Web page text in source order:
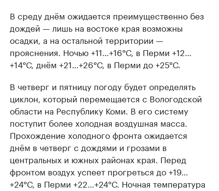
В среду днём ожидается преимущественно без
дождей — лишь на востоке края возможны
осадки, а на остальной территории —
прояснения. Ночью +11…+16°С, в Перми +12…
+14°С, днём +21…+26°С, в Перми до +25°С.
В четверг и пятницу погоду будет определять
циклон, который перемещается с Вологодской
области на Республику Коми. В его систему
поступит более холодная воздушная масса.
Прохождение холодного фронта ожидается
днём в четверг с дождями и грозами в
центральных и южных районах края. Перед
фронтом воздух успеет прогреться до +19…
+24°С, в Перми +22…+24°С. Ночная температура